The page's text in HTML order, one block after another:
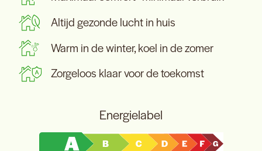
Altijd gezonde lucht in huis
Warm in de winter, koel in de zomer
Zorgeloos klaar voor de toekomst
Energielabel